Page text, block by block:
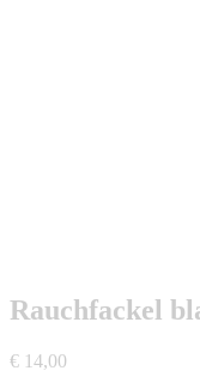
Rauchfackel
€ 14,00